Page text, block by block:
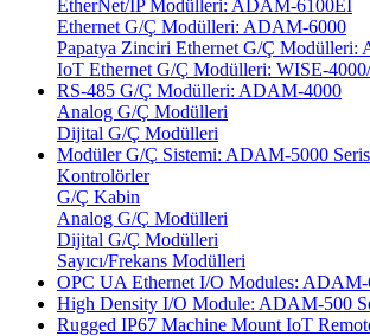
EtherNet/IP Modülleri: ADAM-6100EI
Ethernet G/Ç Modülleri: ADAM-6000
Papatya Zinciri Ethernet G/Ç Modülleri:
IoT Ethernet G/Ç Modülleri: WISE-
RS-485 G/Ç Modülleri: ADAM-4000
Analog G/Ç Modülleri
Dijital G/Ç Modülleri
Modüler G/Ç Sistemi: ADAM-5000
Kontrolörler
G/Ç Kabin
Analog G/Ç Modülleri
Dijital G/Ç Modülleri
Sayıcı/Frekans Modülleri
OPC UA Ethernet I/O Modules: ADAM-
High Density I/O Module: ADAM-500
Rugged IP67 Machine Mount IoT